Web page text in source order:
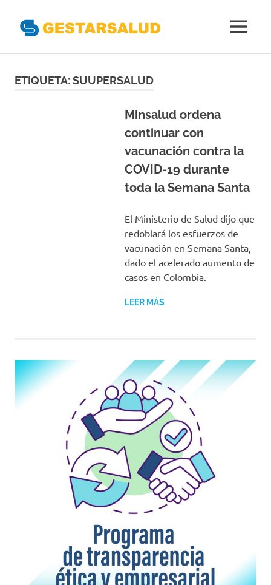
Gestoras
MENÚ
ETIQUETA:SUUPERSALUD
Minsalud ordena
continuar con
vacunación contra la
COVID-19 durante
toda la Semana Santa
El Ministerio de Salud dijo que
redoblará los esfuerzos de
vacunación en Semana Santa,
dado el acelerado aumento de
casos en Colombia.
LEER MÁS